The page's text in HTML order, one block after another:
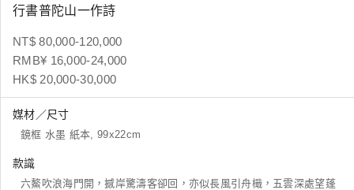
行書普陀山一作詩
NT$ 80,000-120,000
RMB¥ 16,000-24,000
HK$ 20,000-30,000
媒材／尺寸
鏡框 水墨 紙本, 99x22cm
款識
六鰲吹浪海門開，撼岸驚濤客卻回，亦似長風引舟檝，五雲深處望蓬